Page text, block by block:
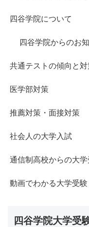
四谷学院について
四谷学院からのお
共通テストの傾向と対
医学部対策
推薦対策・面接対策
社会人の大学入試
通信制高校からの大学
動画でわかる大学受験
四谷学院大学受